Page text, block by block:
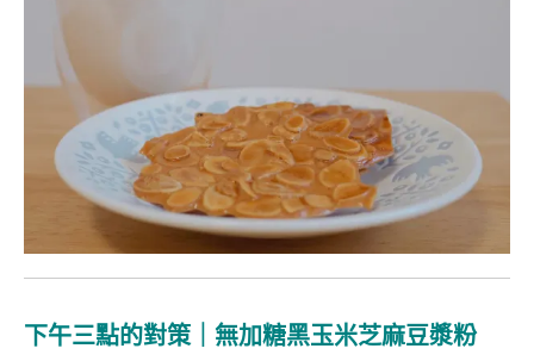
下午三點的對策｜無加糖黑玉米芝麻豆漿粉